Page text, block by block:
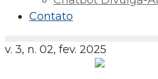
Contato
v. 3, n. 02, fev. 2025